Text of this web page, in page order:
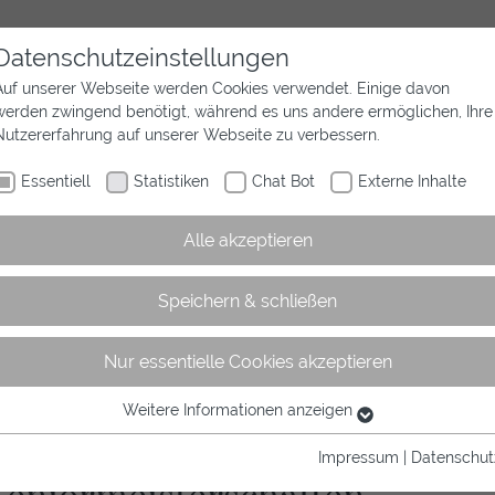
Aktuelles Wir sind Westfalen
unserer Webseite werden Cookies verwendet. Einige davon
zwingend benötigt, während es uns andere ermöglichen, Ihre
auf unserer Webseite zu verbessern.
Essentiell Statistiken Chat Bot Externe Inhalte
Alle akzeptieren
Speichern & schließen
Nur essentielle Cookies akzeptieren
Essentielle Cookies werden für grundlegende Funktionen der
Weitere Informationen anzeigen
Impressum